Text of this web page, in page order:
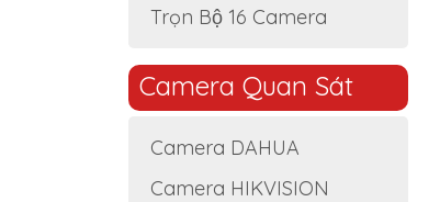
Trọn Bộ 16 Camera
Camera Quan Sát
Camera DAHUA
Camera HIKVISION